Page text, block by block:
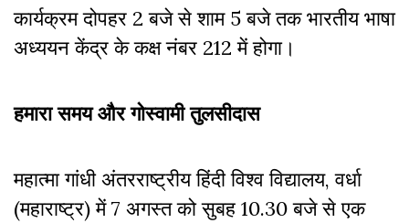
कार्यक्रम दोपहर 2 बजे से शाम 5 बजे तक भारतीय भाषा
अध्ययन केंद्र के कक्ष नंबर 212 में होगा।
हमारा समय और गोस्वामी तुलसीदास
महात्मा गांधी अंतरराष्ट्रीय हिंदी विश्व विद्यालय, वर्धा
(महाराष्ट्र) में 7 अगस्त को सुबह 10.30 बजे से एक